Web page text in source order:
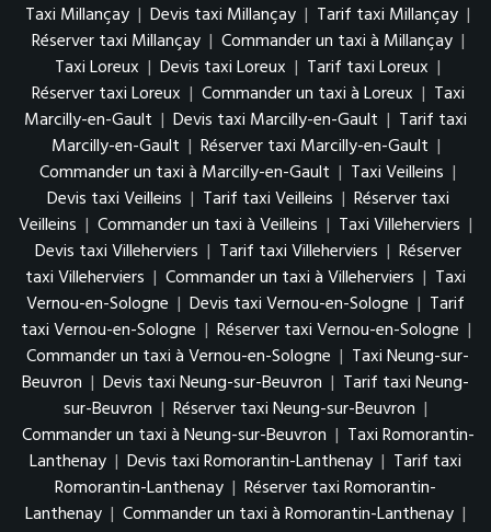
Taxi Millançay | Devis taxi Millançay | Tarif taxi Millançay |
Réserver taxi Millançay | Commander un taxi à Millançay |
Taxi Loreux | Devis taxi Loreux | Tarif taxi Loreux |
Réserver taxi Loreux | Commander un taxi à Loreux | Taxi
Marcilly-en-Gault | Devis taxi Marcilly-en-Gault | Tarif taxi
Marcilly-en-Gault | Réserver taxi Marcilly-en-Gault |
Commander un taxi à Marcilly-en-Gault | Taxi Veilleins |
Devis taxi Veilleins | Tarif taxi Veilleins | Réserver taxi
Veilleins | Commander un taxi à Veilleins | Taxi Villeherviers |
Devis taxi Villeherviers | Tarif taxi Villeherviers | Réserver
taxi Villeherviers | Commander un taxi à Villeherviers | Taxi
Vernou-en-Sologne | Devis taxi Vernou-en-Sologne | Tarif
taxi Vernou-en-Sologne | Réserver taxi Vernou-en-Sologne |
Commander un taxi à Vernou-en-Sologne | Taxi Neung-sur-
Beuvron | Devis taxi Neung-sur-Beuvron | Tarif taxi Neung-
sur-Beuvron | Réserver taxi Neung-sur-Beuvron |
Commander un taxi à Neung-sur-Beuvron | Taxi Romorantin-
Lanthenay | Devis taxi Romorantin-Lanthenay | Tarif taxi
Romorantin-Lanthenay | Réserver taxi Romorantin-
Lanthenay | Commander un taxi à Romorantin-Lanthenay |